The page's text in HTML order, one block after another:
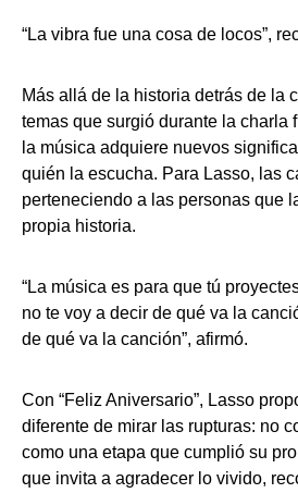
“La vibra fue una cosa de locos”,
Más allá de la historia detrás de la
temas que surgió durante la charla
la música adquiere nuevos
quién la escucha. Para Lasso, las
perteneciendo a las personas que
propia historia.
“La música es para que tú
no te voy a decir de qué va la
de qué va la canción”, afirmó.
Con “Feliz Aniversario”, Lasso
diferente de mirar las rupturas: no
como una etapa que cumplió su
que invita a agradecer lo vivido,